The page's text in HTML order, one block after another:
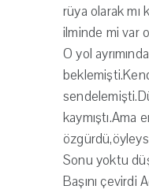
rüya olarak mı
ilminde mi var
O yol
kaymıştı.Ama
Sonu yoktu
Başını çevirdi